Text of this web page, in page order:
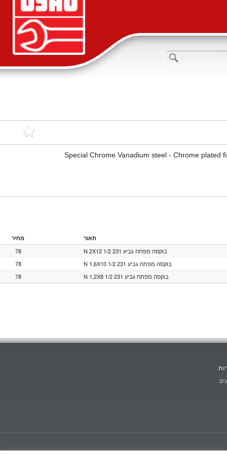
Special Chrome Vanadium steel - Chrome plated
תאור מחיר
בוקסה מפתח גביע 231 1/2 N 2X12
78
בוקסה מפתח גביע 231 1/2 N 1,6X10
78
בוקסה מפתח גביע 231 1/2 N 1,2X8
78